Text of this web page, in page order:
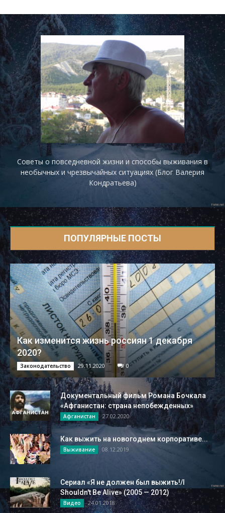
Советы о повседневной жизни и способы выживания в
необычных и чрезвычайных ситуациях (Блог Валерия
Кондратьева)
ПОПУЛЯРНЫЕ ПОСТЫ
Как изменится жизнь россиян 1 декабря
2020?
Законодательство 29.11.2020 0
Документальный фильм Романа Бочкала
«Афганистан: страна непобежденных»
Афганистан 27.02.2020
Как выжить на новогоднем корпоративе...
Выживание 08.12.2019
Сериал «Я не должен был выжить!/I
Shouldn't Be Alive» (2005 — 2012)
Видео 24.01.2018